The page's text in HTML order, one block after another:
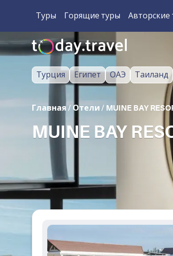
Туры Горящие туры Авторские
Турция Египет ОАЭ Таиланд
Главная / Отели / MUINE BAY
MUINE BAY